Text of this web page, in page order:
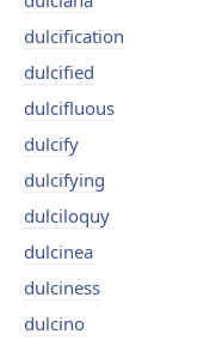
dulcification
dulcified
dulcifluous
dulcify
dulcifying
dulciloquy
dulcinea
dulciness
dulcino